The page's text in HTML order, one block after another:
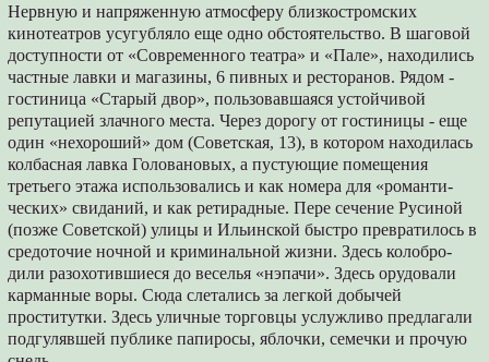
Нервную и напряженную атмосферу близкостромских
кинотеатров усугубляло еще одно обстоятельство. В шаговой
доступности от «Современного театра» и «Пале», находились
частные лавки и магазины, 6 пивных и ресто­ранов. Рядом -
гостиница «Старый двор», пользовавшаяся устойчивой
репутацией злач­ного места. Через дорогу от гостиницы - еще
один «нехороший» дом (Советская, 13), в ко­тором находилась
колбасная лавка Головано­вых, а пустующие помещения
третьего этажа использовались и как номера для «романти­
ческих» свиданий, и как ретирадные. Пере­ сечение Русиной
(позже Советской) улицы и Ильинской быстро превратилось в
средоточие ночной и криминальной жизни. Здесь колобро­
дили разохотившиеся до веселья «нэпачи». Здесь орудовали
карманные воры. Сюда сле­тались за легкой добычей
проститутки. Здесь уличные торговцы услужливо предлагали
под­гулявшей публике папиросы, яблочки, семечки и прочую